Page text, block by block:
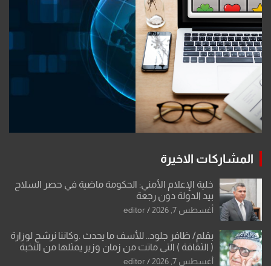
المشاركات الاخيرة
خلية الإعلام الأمني: الحكومة ماضية في حصر السلاح
بيد الدولة دون رجعة
أغسطس 7, 2026 editor
بقلم/ ظافر جلود.. للأسف ما يحدث .وكاننا نرشح لوزارة
( الثقافة ) التي ماتت من زمان وزير يمثلها من النخبة
والإرث العظيم للثقافة العراقية..
أغسطس 7, 2026 editor